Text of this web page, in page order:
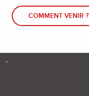
COMMENT VENIR ?